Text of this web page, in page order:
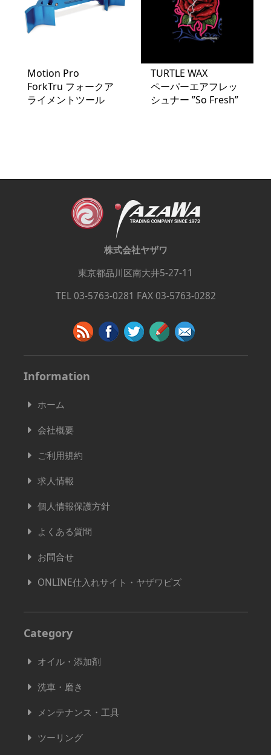
Motion Pro
ForkTru フォークア
ライメントツール
TURTLE WAX
ペーパーエアフレッ
シュナー ”So Fresh”
株式会社ヤザワ
東京都品川区南大井5-27-11
TEL 03-5763-0281 FAX 03-5763-0282
Information
ホーム
会社概要
ご利用規約
求人情報
個人情報保護方針
よくある質問
お問合せ
ONLINE仕入れサイト・ヤザワビズ
Category
オイル・添加剤
洗車・磨き
メンテナンス・工具
ツーリング